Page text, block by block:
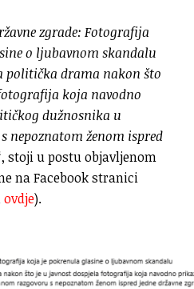
zgrade: Fotografija
o ljubavnom skandalu
politička drama nakon što
koja navodno
dužnosnika u
nepoznatom ženom ispred
stoji u postu objavljenom
na Facebook stranici
ovdje).